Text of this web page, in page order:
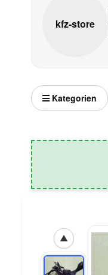
kfz-store
Kategorien
▲